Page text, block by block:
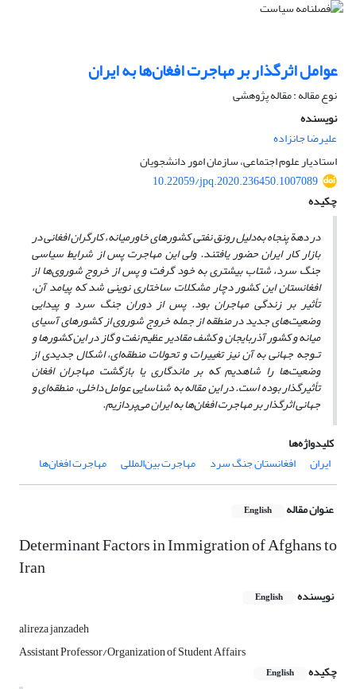
عوامل اثرگذار بر مهاجرت افغان‌ها به ایران
نوع مقاله : مقاله پژوهشی
نویسنده
علیرضا جانزاده
استادیار علوم اجتماعی، سازمان امور دانشجویان
10.22059/jpq.2020.236450.1007089
چکیده
در دهة پنجاه به‌دلیل رونق نفتی کشورهای خاورمیانه، کارگران افغانی در
بازار کار ایران حضور یافتند. ولی این مهاجرت پس از شرایط سیاسی
جنگ سرد، شتاب بیشتری به خود گرفت و پس از خروج شوروی‌ها از
افغانستان این کشور دچار مشکلات ساختاری نوینی شد که پیامد آن،
تأثیر بر زندگی مهاجران بود. پس از دوران جنگ سرد و پیدایی
وضعیت‌های جدید در منطقه از جمله خروج شوروی از کشورهای آسیای
میانه و کشور آذربایجان و کشف مقادیر عظیم نفت و گاز در این کشورها و
تـوجه جهانی به آن نیز تغییرات و تحولات منطقه‌ای، اشکال جدیدی از
وضعیت‌ها را شاهدیم که بر ماندگاری یا بازگشت مهاجران افغان
تأثیرگذار بوده است. در این مقاله به شناسایی عوامل داخلی، منطقه‌ای و
جهانی اثرگذار بر مهاجرت افغان‌ها به ایران می‌پردازیم.
کلیدواژه‌ها
ایران
افغانستان جنگ سرد مهاجرت بین‌المللی مهاجرت افغان‌ها
عنوان مقاله English
Determinant Factors in Immigration of Afghans to
Iran
نویسنده English
alireza janzadeh
Assistant Professor/Organization of Student Affairs
چکیده
English